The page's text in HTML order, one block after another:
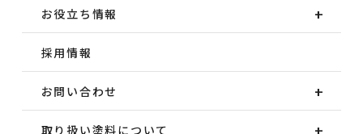
お役立ち情報
採用情報
お問い合わせ
取り扱い塗料について